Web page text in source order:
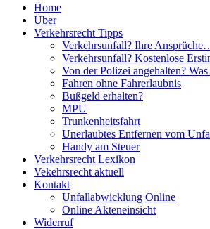
Home
Über
Verkehrsrecht Tipps
Verkehrsunfall? Ihre
Verkehrsunfall? Kostenlose
Von der Polizei angehalten?
Fahren ohne Fahrerlaubnis
Bußgeld erhalten?
MPU
Trunkenheitsfahrt
Unerlaubtes Entfernen vom
Handy am Steuer
Verkehrsrecht Lexikon
Vekehrsrecht aktuell
Kontakt
Unfallabwicklung Online
Online Akteneinsicht
Widerruf